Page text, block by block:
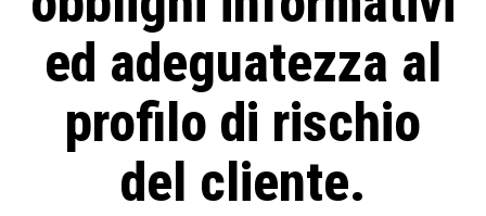
ed adeguatezza al
profilo di rischio
del cliente.